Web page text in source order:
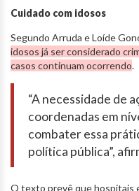
Cuidado com idosos
Segundo Arruda e Loíde
idosos já ser considerado
casos continuam ocorrendo.
“A necessidade de
coordenadas em
combater essa
política pública”,
O texto prevê que hospitais